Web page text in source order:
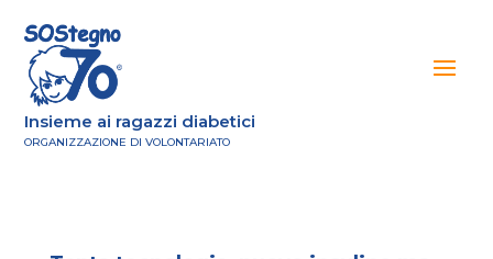
Insieme ai ragazzi diabetici
ORGANIZZAZIONE DI VOLONTARIATO